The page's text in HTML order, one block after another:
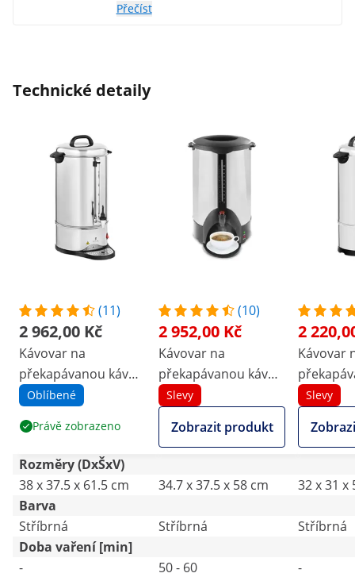
Přečíst
Technické detaily
(11)
2 962,00 Kč
Kávovar na
překapávanou kávu -
15 l - Royal Catering
Oblíbené
Právě zobrazeno
(10)
2 952,00 Kč
Kávovar na
překapávanou kávu -
16 litrů
Slevy
Zobrazit produkt
2
Kávovar
9 l -
Slevy
Rozměry (DxŠxV)
38 x 37.5 x 61.5 cm
34.7 x 37.5 x 58 cm
32 x 31 x
Barva
Stříbrná
Stříbrná
Stříbrná
Doba vaření [min]
-
50 - 60
-